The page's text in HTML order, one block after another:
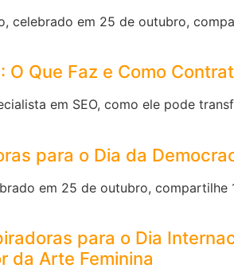
celebrado em 25 de outubro,
O Que Faz e Como
em SEO, como ele pode
para o Dia da
em 25 de outubro,
para o Dia
da Arte Feminina